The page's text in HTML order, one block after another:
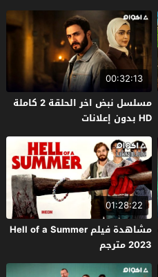
00:32:13
مسلسل نبض اخر الحلقة 2 كاملة
HD بدون إعلانات
01:28:22
مشاهدة فيلم Hell of a Summer
2023 مترجم